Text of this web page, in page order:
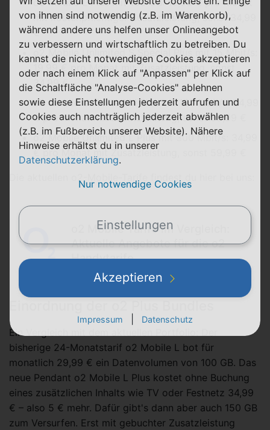
o2 Mobile L Plus mit 150 GB: 19,99 € pro Monat
mit kostenpflichtiger Zusatzleistung, sonst 34,99
€
o2 Mobile Unlimited S Special Plus mit 15 Mbit/s:
19,99 € pro Monat mit Zusatzleistung, sonst
34,99 €
o2 Mobile Unlimited M Plus mit 100 Mbit/s: 24,99
€ pro Monat mit Zusatzleistung, sonst 39,99 €
o2 Mobile Unlimited L Plus mit 300 Mbit/s: 34,99
€ pro Monat mit Zusatzleistung, sonst 59,99 €
Die aktuellen o2-Mobile-Tarife findest du hier bei uns:
o2 Mobile Tarife im Vergleich:
Aktuelle Angebote für die o2
Handytarife
Ein Vergleich mit dem aktuellen Portfolio: Der
bisherige 24-Monatstarif o2 Mobile L bot für
monatlich 29,99 € ein Datenvolumen von 100 GB. Das
neue Pendant o2 Mobile L Plus kostet ohne Buchung
eines zusätzlichen Inhalts wie TV oder Festnetz 34,99
€ – also 5 € mehr. Dafür gibt's dann aber auch 150 GB
zum Versurfen. Erst mit gebuchter Zusatzleistung
von ihnen sind notwendig (z.B. im Warenkorb),
während andere uns helfen unser Onlineangebot
zu verbessern und wirtschaftlich zu betreiben. Du
kannst die nicht notwendigen Cookies akzeptieren
oder nach einem Klick auf "Anpassen" per Klick auf
die Schaltfläche "Analyse-Cookies" ablehnen
sowie diese Einstellungen jederzeit aufrufen und
Cookies auch nachträglich jederzeit abwählen
(z.B. im Fußbereich unserer Website). Nähere
Hinweise erhältst du in unserer
Datenschutzerklärung.
Nur notwendige Cookies
Einstellungen
Akzeptieren
Impressum Datenschutz